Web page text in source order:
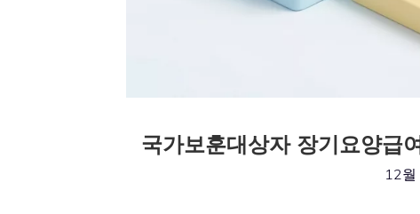
국가보훈대상자 장기요양급
12